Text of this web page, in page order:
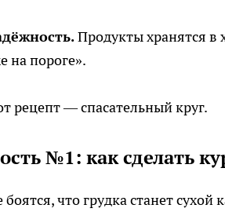
Продукты хранятся в
на пороге».
рецепт — спасательный круг.
№1: как сделать
что грудка станет